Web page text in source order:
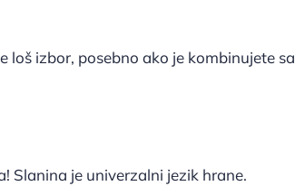
loš izbor, posebno ako je kombinujete sa
Slanina je univerzalni jezik hrane.